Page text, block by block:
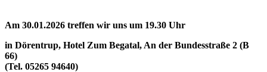
Am 30.01.2026 treffen wir uns um 19.30 Uhr
in Dörentrup, Hotel Zum Begatal, An der Bundesstraße 2 (B
66)
(Tel. 05265 94640)